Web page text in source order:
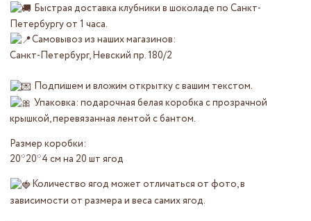
Быстрая доставка клубники в шоколаде по Санкт-
Петербургу от 1 часа.
Самовывоз из наших магазинов:
Санкт-Петербург, Невский пр. 180/2
Подпишем и вложим открытку с вашим текстом.
Упаковка: подарочная белая коробка с прозрачной
крышкой, перевязанная лентой с бантом.
Размер коробки:
20*20*4 см на 20 шт ягод
Количество ягод может отличаться от фото, в
зависимости от размера и веса самих ягод.